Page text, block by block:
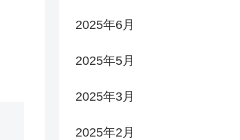
2025年6月
2025年5月
2025年3月
2025年2月